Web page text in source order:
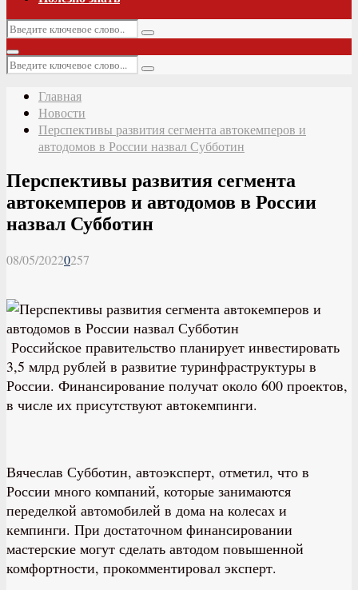
Искать:
Поиск
Основное
меню
Искать:
Поиск
Главная
Новости
Перспективы развития сегмента автокемперов и
автодомов в России назвал Субботин
Перспективы развития сегмента
автокемперов и автодомов в России
назвал Субботин
08/05/20220257
Российское правительство планирует инвестировать
3,5 млрд рублей в развитие туринфраструктуры в
России. Финансирование получат около 600 проектов,
в числе их присутствуют автокемпинги.
Вячеслав Субботин, автоэксперт, отметил, что в
России много компаний, которые занимаются
переделкой автомобилей в дома на колесах и
кемпинги. При достаточном финансировании
мастерские могут сделать автодом повышенной
комфортности, прокомментировал эксперт.